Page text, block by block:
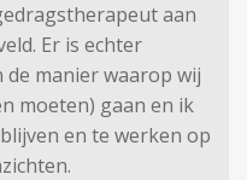
aan
Er is echter
manier waarop wij
moeten) gaan en ik
en te werken op